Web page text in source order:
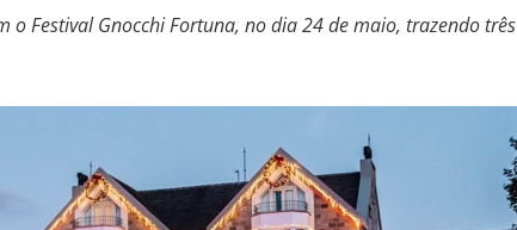
o Festival Gnocchi Fortuna, no dia 24 de maio, trazendo três